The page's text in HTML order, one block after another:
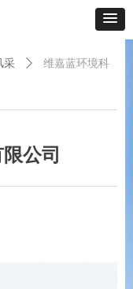
公司
采 ꄲ 维嘉蓝环境科